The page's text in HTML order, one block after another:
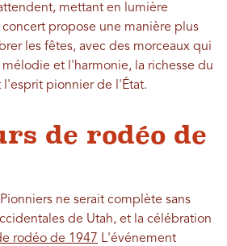
mettant en lumière
concert propose une manière plus
les fêtes, avec des morceaux qui
mélodie et l'harmonie, la richesse du
pionnier de l'État.
de rodéo de
ne serait complète sans
de Utah, et la célébration
rodéo de 1947 L'événement